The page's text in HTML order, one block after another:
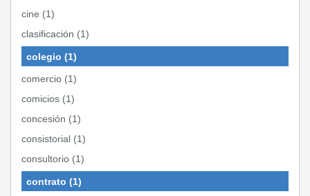
cine (1)
clasificación (1)
colegio (1)
comercio (1)
comicios (1)
concesión (1)
consistorial (1)
consultorio (1)
contrato (1)